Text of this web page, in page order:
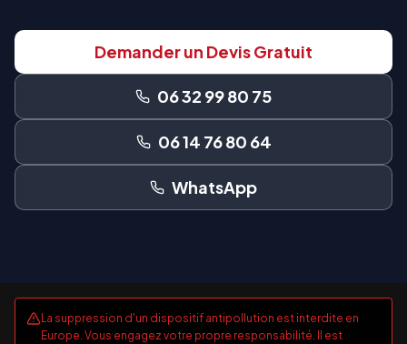
Demander un Devis Gratuit
06 32 99 80 75
06 14 76 80 64
WhatsApp
La suppression d'un dispositif antipollution est interdite en
Europe. Vous engagez votre propre responsabilité. Il est